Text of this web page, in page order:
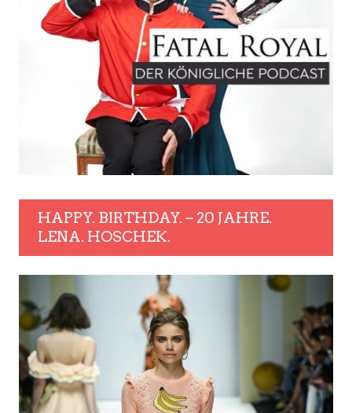
HAPPY. BIRTHDAY. – 20 JAHRE.
LENA. HOSCHEK.